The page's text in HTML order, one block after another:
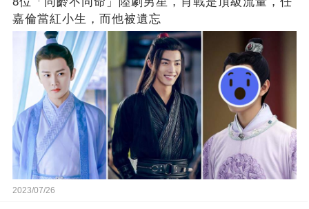
嘉倫當紅小生，而他被遺忘
2023/07/26